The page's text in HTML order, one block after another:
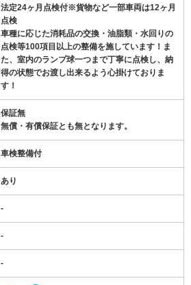
法定24ヶ月点検付※貨物など一部車両は12ヶ月
点検
車種に応じた消耗品の交換・油脂類・水回りの
点検等100項目以上の整備を施しています！ま
た、室内のランプ球一つまで丁寧に点検し、納
得の状態でお渡し出来るよう心掛けておりま
す！
保証無
無償・有償保証とも無となります。
車検整備付
あり
-
-
-